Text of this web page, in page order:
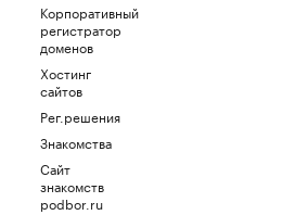
Корпоративный
регистратор
доменов
Хостинг
сайтов
Рег.решения
Знакомства
Сайт
знакомств
podbor.ru